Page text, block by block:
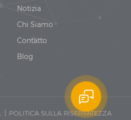
Notizia
Chi Siamo
Contatto
Blog
POLITICA SULLA RISERVATEZZA